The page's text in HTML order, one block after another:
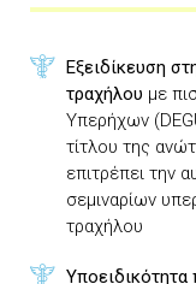
Εξειδίκευση
τραχήλου με
Υπερήχων
τίτλου της
επιτρέπει την
σεμιναρίων
τραχήλου